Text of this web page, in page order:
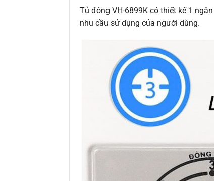
Tủ đông VH-6899K có thiết kế 1
nhu cầu sử dụng của người dùng.